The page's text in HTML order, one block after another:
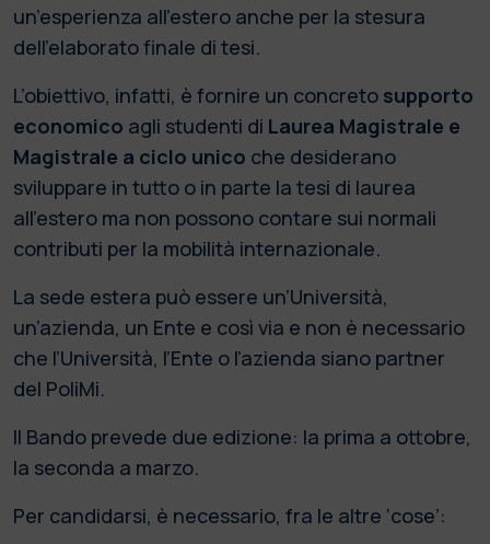
un’esperienza all’estero anche per la stesura
dell’elaborato finale di tesi.
L’obiettivo, infatti, è fornire un concreto supporto
economico agli studenti di Laurea Magistrale e
Magistrale a ciclo unico che desiderano
sviluppare in tutto o in parte la tesi di laurea
all’estero ma non possono contare sui normali
contributi per la mobilità internazionale.
La sede estera può essere un’Università,
un’azienda, un Ente e così via e non è necessario
che l’Università, l’Ente o l’azienda siano partner
del PoliMi.
Il Bando prevede due edizione: la prima a ottobre,
la seconda a marzo.
Per candidarsi, è necessario, fra le altre ‘cose’: